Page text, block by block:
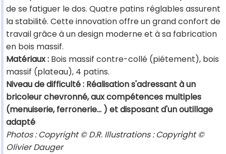
de se fatiguer le dos. Quatre patins réglables assurent
la stabilité. Cette innovation offre un grand confort de
travail grâce à un design moderne et à sa fabrication
en bois massif.
Matériaux : Bois massif contre-collé (piétement), bois
massif (plateau), 4 patins.
Niveau de difficulté : Réalisation s'adressant à un
bricoleur chevronné, aux compétences multiples
(menuiserie, ferronerie... ) et disposant d'un outillage
adapté
Photos : Copyright © D.R. Illustrations : Copyright ©
Olivier Dauger